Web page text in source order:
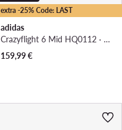
extra -25% Code: LAST
adidas
Crazyflight 6 Mid HQ0112 · Hallenschuhe
159,99€